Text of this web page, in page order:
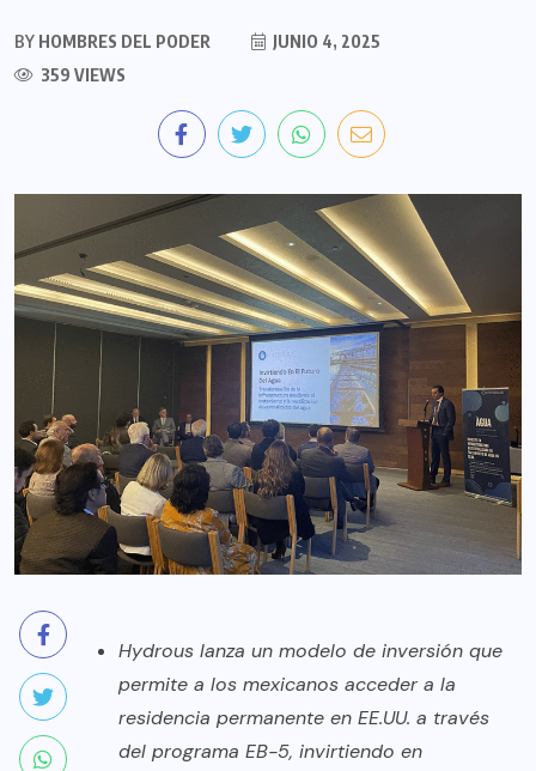
BY HOMBRES DEL PODER
JUNIO 4, 2025
359 VIEWS
Hydrous lanza un modelo de inversión que
permite a los mexicanos acceder a la
residencia permanente en EE.UU. a través
del programa EB-5, invirtiendo en